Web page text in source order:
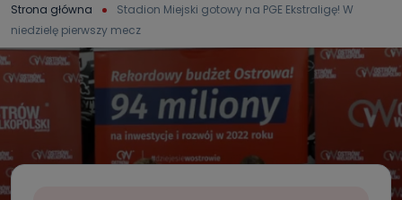
Strona główna
Stadion Miejski gotowy na PGE Ekstraligę! W
niedzielę pierwszy mecz